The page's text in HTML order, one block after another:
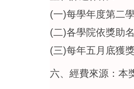
(一)每學年度第二
(二)各學院依獎助
(三)每年五月底獲
六、經費來源：本